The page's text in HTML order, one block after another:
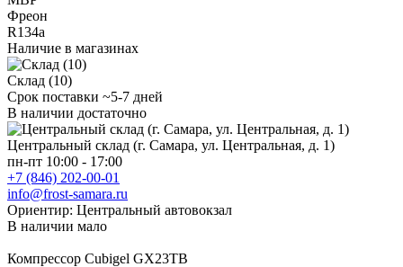
Фреон
R134a
Наличие в магазинах
Склад (10)
Срок поставки ~5-7 дней
В наличии достаточно
Центральный склад (г. Самара, ул. Центральная, д. 1)
пн-пт 10:00 - 17:00
+7 (846) 202-00-01
info@frost-samara.ru
Ориентир: Центральный автовокзал
В наличии мало
Компрессор Cubigel GX23TB